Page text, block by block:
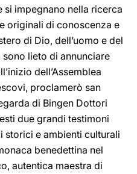
si impegnano nella ricerca
originali di conoscenza e
di Dio, dell’uomo e del
lieto di annunciare
dell’Assemblea
proclamerò san
di Bingen Dottori
due grandi testimoni
storici e ambienti culturali
benedettina nel
autentica maestra di